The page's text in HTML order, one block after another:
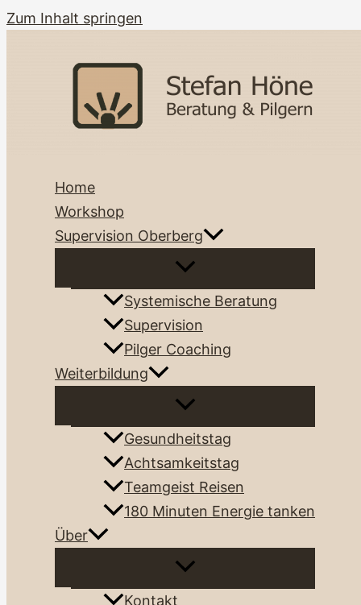
Zum Inhalt springen
Home
Workshop
Supervision Oberberg
Systemische Beratung
Supervision
Pilger Coaching
Weiterbildung
Gesundheitstag
Achtsamkeitstag
Teamgeist Reisen
180 Minuten Energie tanken
Über
Kontakt